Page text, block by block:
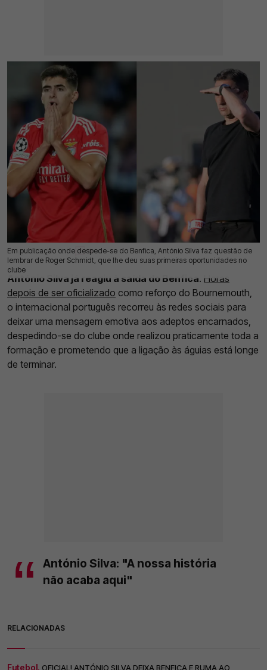
Em publicação onde despede-se do Benfica, António Silva faz questão de
lembrar de Roger Schmidt, que lhe deu suas primeiras oportunidades no
clube
01 Ago 2026 | 16:12 | 0
António Silva já reagiu à saída do Benfica. Horas
depois de ser oficializado como reforço do Bournemouth,
o internacional português recorreu às redes sociais para
deixar uma mensagem emotiva aos adeptos encarnados,
despedindo-se do clube onde realizou praticamente toda a
formação e prometendo que a ligação às águias está longe
de terminar.
António Silva: "A nossa história
não acaba aqui"
RELACIONADAS
Futebol. OFICIAL! ANTÓNIO SILVA DEIXA BENFICA E RUMA AO